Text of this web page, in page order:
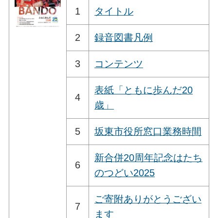
1 タイトル
2 録音図書凡例
3 コンテンツ
4
表紙「ともに歩んだ20
歳」
5 坂東市役所窓口業務時間
6
新合併20周年記念はたち
のつどい2025
7
ご寄附ありがとうござい
ます